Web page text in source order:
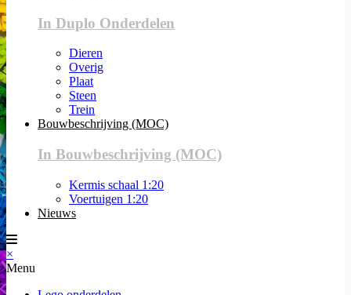
In Duplo Onderdelen
Dieren
Overig
Plaat
Steen
Trein
Bouwbeschrijving (MOC)
In Bouwbeschrijving (MOC)
Kermis schaal 1:20
Voertuigen 1:20
Nieuws
×
Menu